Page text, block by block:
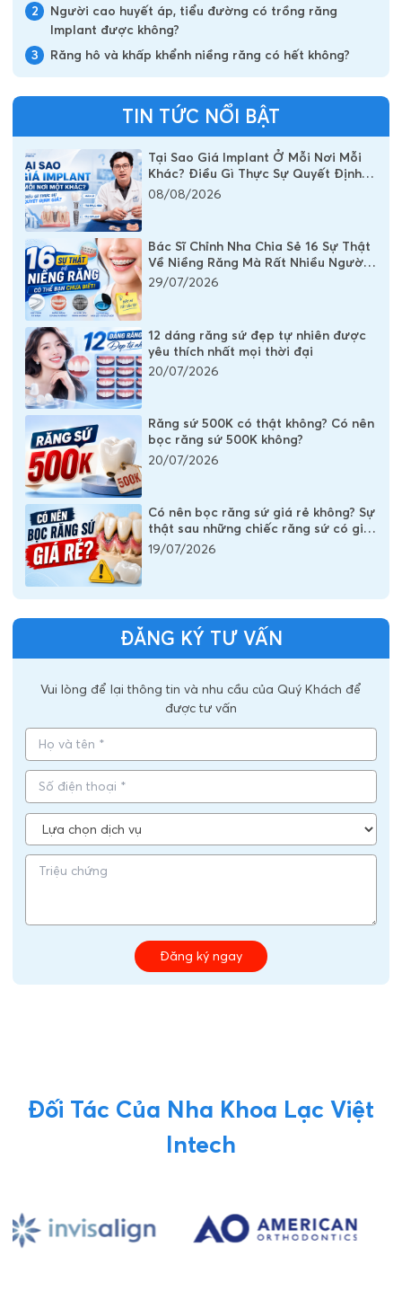
2
Người cao huyết áp, tiểu đường có trồng răng
Implant được không?
3
Răng hô và khấp khểnh niềng răng có hết không?
TIN TỨC NỔI BẬT
Tại Sao Giá Implant Ở Mỗi Nơi Mỗi
Khác? Điều Gì Thực Sự Quyết Định
Chi Phí Một Chiếc Răng Implant
08/08/2026
Bác Sĩ Chỉnh Nha Chia Sẻ 16 Sự Thật
Về Niềng Răng Mà Rất Nhiều Người
Vẫn Đang Hiểu Sai
29/07/2026
12 dáng răng sứ đẹp tự nhiên được
yêu thích nhất mọi thời đại
20/07/2026
Răng sứ 500K có thật không? Có nên
bọc răng sứ 500K không?
20/07/2026
Có nên bọc răng sứ giá rẻ không? Sự
thật sau những chiếc răng sứ có giá
vài trăm nghìn
19/07/2026
ĐĂNG KÝ TƯ VẤN
Vui lòng để lại thông tin và nhu cầu của Quý Khách để
được tư vấn
Đăng ký ngay
Đối Tác Của Nha Khoa Lạc Việt
Intech